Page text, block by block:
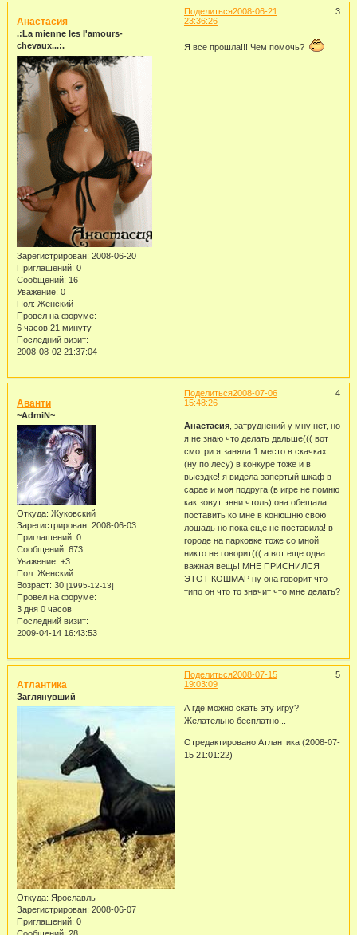
Поделиться 3
2008-06-21
23:36:26
Анастасия
.:La mienne les I'amours-
chevaux...:.
Зарегистрирован: 2008-06-20
Приглашений: 0
Сообщений: 16
Уважение: 0
Пол: Женский
Провел на форуме:
6 часов 21 минуту
Последний визит:
2008-08-02 21:37:04
Я все прошла!!! Чем помочь?
Поделиться 4
2008-07-06
15:48:26
Аванти
~AdmiN~
Откуда: Жуковский
Зарегистрирован: 2008-06-03
Приглашений: 0
Сообщений: 673
Уважение: +3
Пол: Женский
Возраст: 30 [1995-12-13]
Провел на форуме:
3 дня 0 часов
Последний визит:
2009-04-14 16:43:53
Анастасия, затруднений у мну нет, но
я не знаю что делать дальше((( вот
смотри я заняла 1 место в скачках
(ну по лесу) в конкуре тоже и в
выездке! я видела запертый шкаф в
сарае и моя подруга (в игре не помню
как зовут энни чтоль) она обещала
поставить ко мне в конюшню свою
лошадь но пока еще не поставила! в
городе на парковке тоже со мной
никто не говорит((( а вот еще одна
важная вещь! МНЕ ПРИСНИЛСЯ
ЭТОТ КОШМАР ну она говорит что
типо он что то значит что мне делать?
Поделиться 5
2008-07-15
19:03:09
Атлантика
Заглянувший
Откуда: Ярославль
Зарегистрирован: 2008-06-07
Приглашений: 0
А где можно скать эту игру?
Желательно бесплатно...
Отредактировано Атлантика (2008-07-
15 21:01:22)